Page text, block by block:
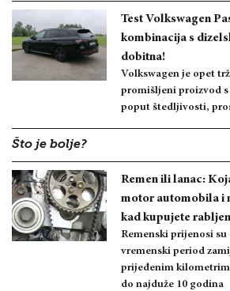
Test Volkswagen
kombinacija s
dobitna!
Volkswagen je opet
promišljeni proizvod
poput štedljivosti,
Što je bolje?
Remen ili lanac:
motor automobila i
kad kupujete
Remenski prijenosi
vremenski period
prijeđenim
do najduže 10 godina